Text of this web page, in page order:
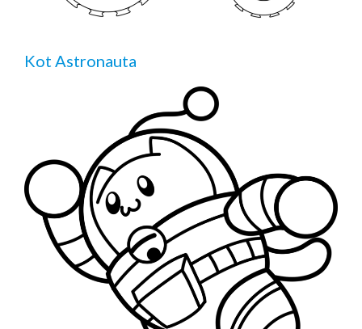
Kot Astronauta